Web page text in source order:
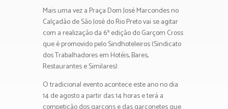
Mais uma vez a Praça Dom José Marcondes no
Calçadão de São José do Rio Preto vai se agitar
com a realização da 6ª edição do Garçom Cross
que é promovido pelo Sindhoteleiros (Sindicato
dos Trabalhadores em Hotéis, Bares,
Restaurantes e Similares).
O tradicional evento acontece este ano no dia
14 de agosto a partir das 14 horas e terá a